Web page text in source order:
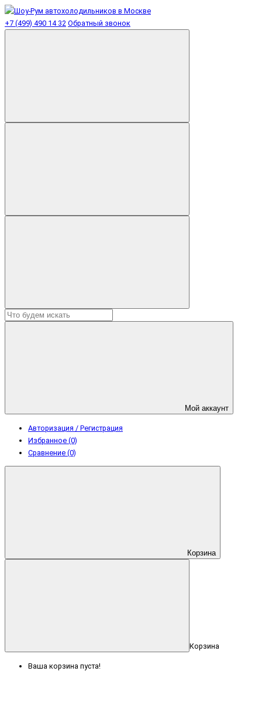
+7 (499) 490 14 32 Обратный звонок
Мой аккаунт
Авторизация / Регистрация
Избранное (0)
Сравнение (0)
Корзина
Корзина
Ваша корзина пуста!